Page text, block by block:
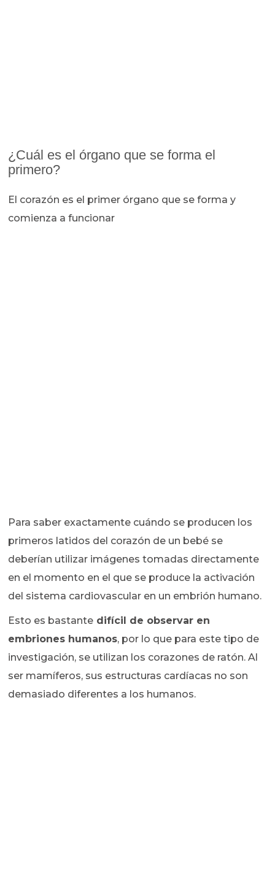
¿Cuál es el órgano que se forma el
primero?
El corazón es el primer órgano que se forma y
comienza a funcionar
Para saber exactamente cuándo se producen los
primeros latidos del corazón de un bebé se
deberían utilizar imágenes tomadas directamente
en el momento en el que se produce la activación
del sistema cardiovascular en un embrión humano.
Esto es bastante difícil de observar en
embriones humanos, por lo que para este tipo de
investigación, se utilizan los corazones de ratón. Al
ser mamíferos, sus estructuras cardíacas no son
demasiado diferentes a los humanos.